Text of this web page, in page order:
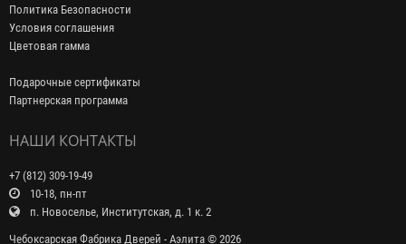
Политика Безопасности
Условия соглашения
Цветовая гамма
Подарочные сертификаты
Партнерская программа
НАШИ КОНТАКТЫ
+7 (812) 309-19-49
10-18, пн-пт
п. Новоселье, Институтская, д. 1 к. 2
Чебоксарская Фабрика Дверей - Аэлита © 2026